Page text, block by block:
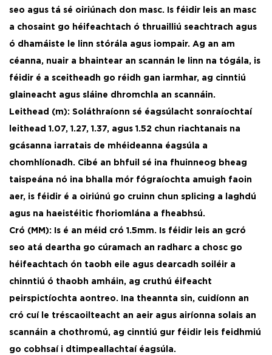
seo agus tá sé oiriúnach don masc. Is féidir leis an masc
a chosaint go héifeachtach ó thruailliú seachtrach agus
ó dhamáiste le linn stórála agus iompair. Ag an am
céanna, nuair a bhaintear an scannán le linn na tógála, is
féidir é a sceitheadh ​​go réidh gan iarmhar, ag cinntiú
glaineacht agus sláine dhromchla an scannáin. ​
Leithead (m): Soláthraíonn sé éagsúlacht sonraíochtaí
leithead 1.07, 1.27, 1.37, agus 1.52 chun riachtanais na
gcásanna iarratais de mhéideanna éagsúla a
chomhlíonadh. Cibé an bhfuil sé ina fhuinneog bheag
taispeána nó ina bhalla mór fógraíochta amuigh faoin
aer, is féidir é a oiriúnú go cruinn chun splicing a laghdú
agus na haeistéitic fhoriomlána a fheabhsú.
Cró (MM): Is é an méid cró 1.5mm. Is féidir leis an gcró
seo atá deartha go cúramach an radharc a chosc go
héifeachtach ón taobh eile agus dearcadh soiléir a
chinntiú ó thaobh amháin, ag cruthú éifeacht
peirspictíochta aontreo. Ina theannta sin, cuidíonn an
cró cuí le tréscaoilteacht an aeir agus airíonna solais an
scannáin a chothromú, ag cinntiú gur féidir leis feidhmiú
go cobhsaí i dtimpeallachtaí éagsúla. ​